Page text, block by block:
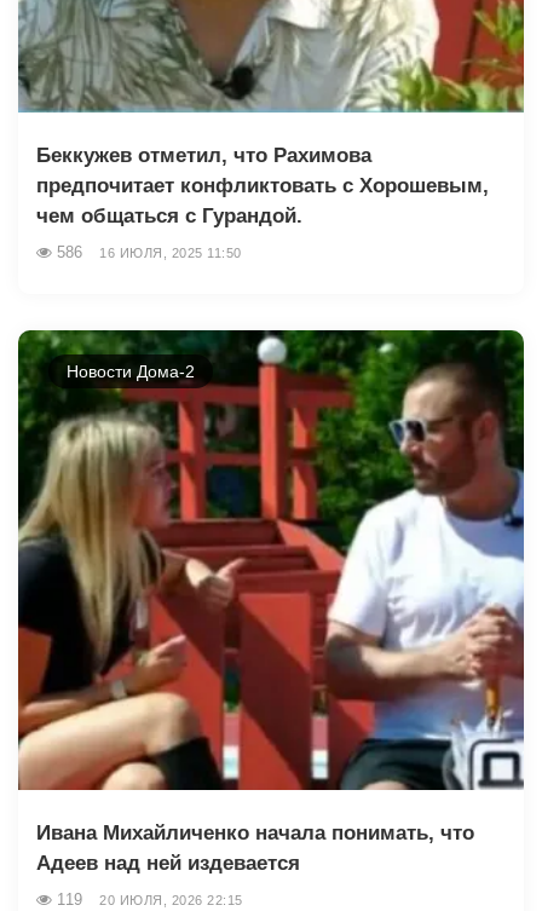
Беккужев отметил, что Рахимова
предпочитает конфликтовать с Хорошевым,
чем общаться с Гурандой.
586 16 ИЮЛЯ, 2025 11:50
Новости Дома-2
Ивана Михайличенко начала понимать, что
Адеев над ней издевается
119 20 ИЮЛЯ, 2026 22:15